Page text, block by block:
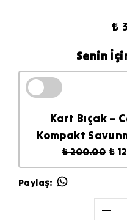
₺
Senin
Kart Bıçak –
Kompakt
₺ 200.00 ₺
Paylaş: